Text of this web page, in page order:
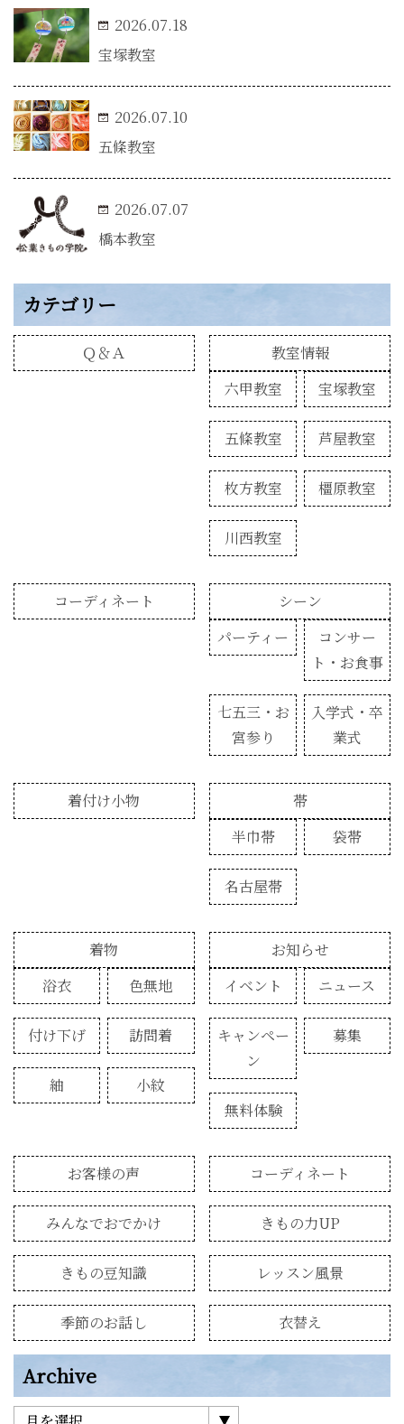
宝塚教室
2026.07.18
五條教室
2026.07.10
橋本教室
2026.07.07
カテゴリー
Ｑ＆Ａ
教室情報
六甲教室
宝塚教室
五條教室 芦屋教室
枚方教室 橿原教室
川西教室
コーディネート
シーン
パーティー
コンサー
ト・お食事
七五三・お
宮参り
入学式・卒
業式
着付け小物
帯
半巾帯
袋帯
名古屋帯
着物
浴衣
色無地
付け下げ 訪問着
紬 小紋
お知らせ
イベント
ニュース
キャンペー
ン
募集
無料体験
お客様の声 コーディネート
みんなでおでかけ きもの力UP
きもの豆知識 レッスン風景
季節のお話し 衣替え
Archive